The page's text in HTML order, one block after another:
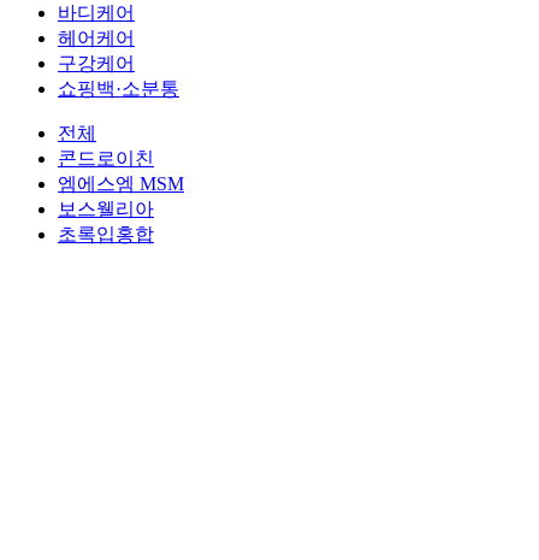
바디케어
헤어케어
구강케어
쇼핑백·소분통
전체
콘드로이친
엠에스엠 MSM
보스웰리아
초록입홍합